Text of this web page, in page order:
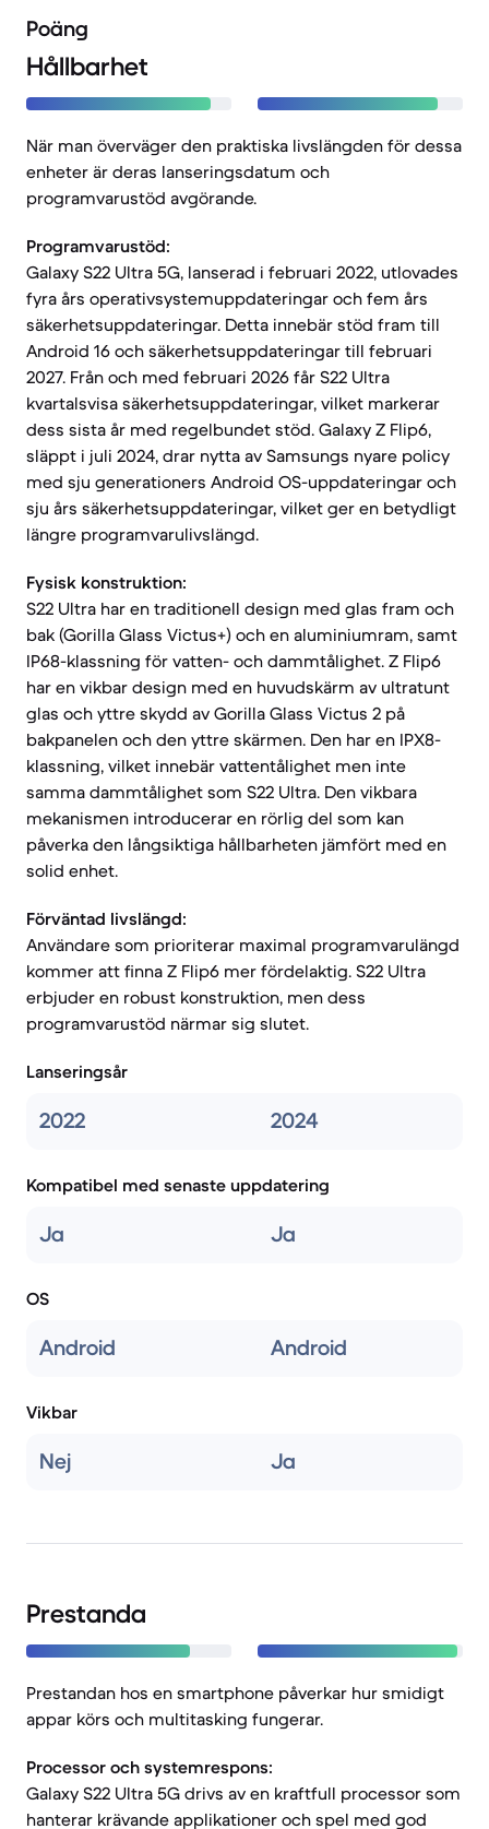
Poäng
Hållbarhet
När man överväger den praktiska livslängden för dessa
enheter är deras lanseringsdatum och
programvarustöd avgörande.
Programvarustöd:
Galaxy S22 Ultra 5G, lanserad i februari 2022, utlovades
fyra års operativsystemuppdateringar och fem års
säkerhetsuppdateringar. Detta innebär stöd fram till
Android 16 och säkerhetsuppdateringar till februari
2027. Från och med februari 2026 får S22 Ultra
kvartalsvisa säkerhetsuppdateringar, vilket markerar
dess sista år med regelbundet stöd. Galaxy Z Flip6,
släppt i juli 2024, drar nytta av Samsungs nyare policy
med sju generationers Android OS-uppdateringar och
sju års säkerhetsuppdateringar, vilket ger en betydligt
längre programvarulivslängd.
Fysisk konstruktion:
S22 Ultra har en traditionell design med glas fram och
bak (Gorilla Glass Victus+) och en aluminiumram, samt
IP68-klassning för vatten- och dammtålighet. Z Flip6
har en vikbar design med en huvudskärm av ultratunt
glas och yttre skydd av Gorilla Glass Victus 2 på
bakpanelen och den yttre skärmen. Den har en IPX8-
klassning, vilket innebär vattentålighet men inte
samma dammtålighet som S22 Ultra. Den vikbara
mekanismen introducerar en rörlig del som kan
påverka den långsiktiga hållbarheten jämfört med en
solid enhet.
Förväntad livslängd:
Användare som prioriterar maximal programvarulängd
kommer att finna Z Flip6 mer fördelaktig. S22 Ultra
erbjuder en robust konstruktion, men dess
programvarustöd närmar sig slutet.
Lanseringsår
2022 2024
Kompatibel med senaste uppdatering
Ja Ja
OS
Android Android
Vikbar
Nej Ja
Prestanda
Prestandan hos en smartphone påverkar hur smidigt
appar körs och multitasking fungerar.
Processor och systemrespons:
Galaxy S22 Ultra 5G drivs av en kraftfull processor som
hanterar krävande applikationer och spel med god